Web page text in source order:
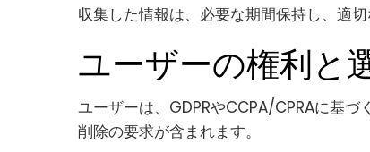
収集した情報は、必要な期間保持し、適
ユーザーの権利と
ユーザーは、GDPRやCCPA/CPRAに基づ
削除の要求が含まれます。